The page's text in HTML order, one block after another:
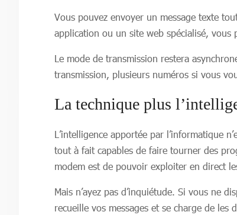
Vous pouvez envoyer un message texte
application ou un site web spécialisé, vous
Le mode de transmission restera
transmission, plusieurs numéros si vous
La technique plus
L’intelligence apportée par l’informatique
tout à fait capables de faire tourner des
modem est de pouvoir exploiter en direct
Mais n’ayez pas d’inquiétude. Si vous ne
recueille vos messages et se charge de